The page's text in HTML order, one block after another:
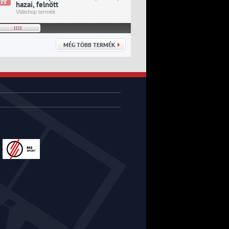
hazai, felnőtt
Vidishop termék
MÉG TÖBB TERMÉK